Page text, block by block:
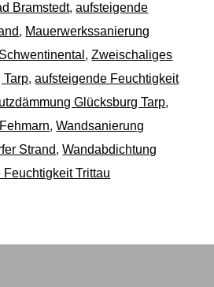
Bramstedt,aufsteigende
, Mauerwerkssanierung
,Zweischaliges
Tarp,aufsteigende Feuchtigkeit
Glücksburg Tarp,
,Wandsanierung
Strand,Wandabdichtung
Trittau